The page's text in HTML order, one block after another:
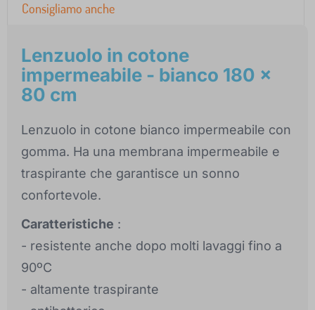
Consigliamo anche
Lenzuolo in cotone
impermeabile - bianco 180 x
80 cm
Lenzuolo in cotone bianco impermeabile con
gomma. Ha una membrana impermeabile e
traspirante che garantisce un sonno
confortevole.
Caratteristiche :
- resistente anche dopo molti lavaggi fino a
90ºC
- altamente traspirante